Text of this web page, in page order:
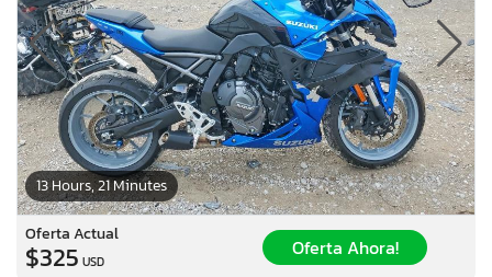
13 Hours, 21 Minutes
Oferta Actual
$325 USD
Oferta Ahora!